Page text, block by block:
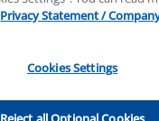
nach deutschem
globalen KPMG-
die KPMG
einer Private
Privacy Statement /
Cookies Settings